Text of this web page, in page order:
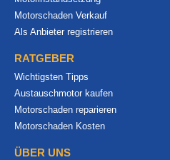
Motorschaden Verkauf
Als Anbieter registrieren
RATGEBER
Wichtigsten Tipps
Austauschmotor kaufen
Motorschaden reparieren
Motorschaden Kosten
ÜBER UNS